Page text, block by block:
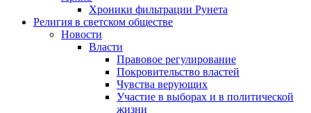
Хроники фильтрации Рунета
Религия в светском обществе
Новости
Власти
Правовое регулирование
Покровительство властей
Чувства верующих
Участие в выборах и в политической
жизни